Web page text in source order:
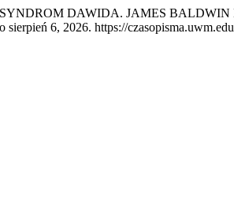
DAWIDA. JAMES
sierpień 6, 2026. https://